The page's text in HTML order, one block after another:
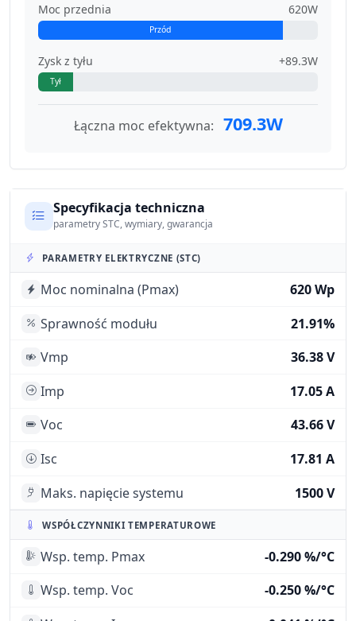
Moc przednia
620W
Przód
Zysk z tyłu +89.3W
Tył
Łączna moc efektywna: 709.3W
Specyfikacja techniczna
parametry STC, wymiary, gwarancja
PARAMETRY ELEKTRYCZNE (STC)
Moc nominalna (Pmax)
620 Wp
Sprawność modułu
21.91%
Vmp
36.38 V
Imp
17.05 A
Voc
43.66 V
Isc
17.81 A
Maks. napięcie systemu
1500 V
WSPÓŁCZYNNIKI TEMPERATUROWE
Wsp. temp. Pmax
-0.290 %/°C
Wsp. temp. Voc
-0.250 %/°C